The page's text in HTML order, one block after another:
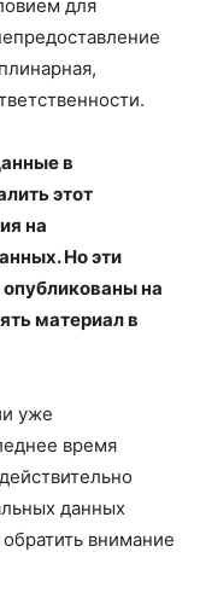
для
в
этот
на
Но эти
на
материал в
уже
время
данных
внимание